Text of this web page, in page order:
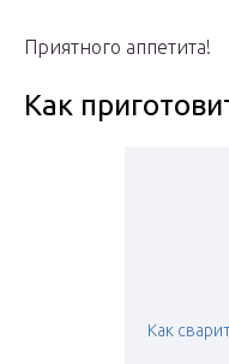
Приятного аппетита!
Как
Как